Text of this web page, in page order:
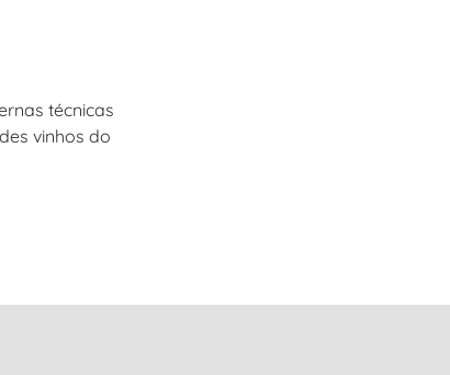
técnicas
vinhos do